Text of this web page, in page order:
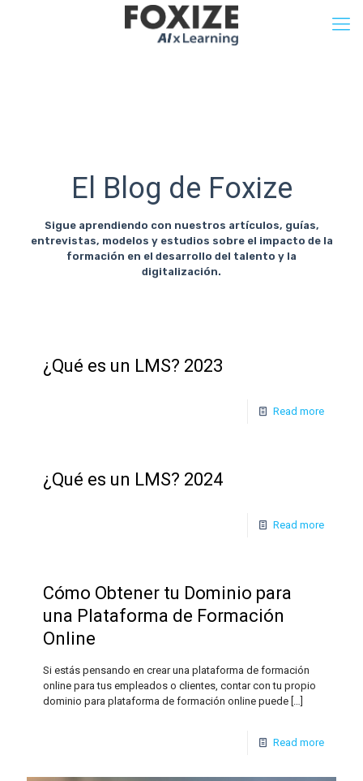
El Blog de Foxize
Sigue aprendiendo con nuestros artículos, guías,
entrevistas, modelos y estudios sobre el impacto de la
formación en el desarrollo del talento y la
digitalización.
¿Qué es un LMS? 2023
Read more
¿Qué es un LMS? 2024
Read more
Cómo Obtener tu Dominio para
una Plataforma de Formación
Online
Si estás pensando en crear una plataforma de formación
online para tus empleados o clientes, contar con tu propio
dominio para plataforma de formación online puede […]
Read more